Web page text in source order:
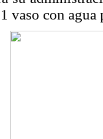
vaso con agua